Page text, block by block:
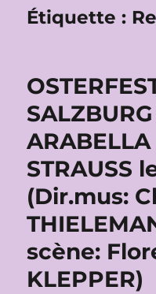
Étiquette :
STRAUSS
(Dir.mus:
scène:
KLEPPER)